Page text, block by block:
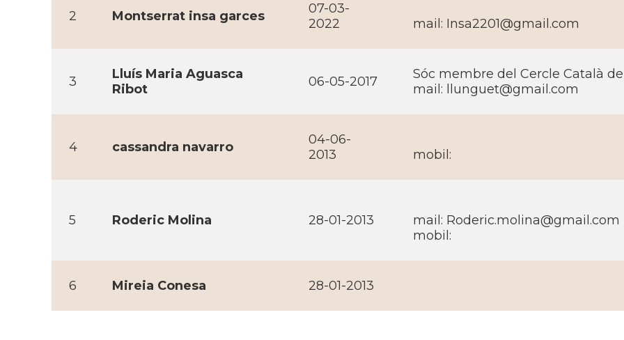
2 Montserrat insa garces
07-03-
2022
mail: Insa2201@gmail.com
3
Lluí­s Maria Aguasca
Ribot
06-05-2017
Sóc membre del Cercle Català
mail:
llunguet@gmail.com
4 cassandra navarro
04-06-
2013
mobil:
5 Roderic Molina 28-01-2013 mail: Roderic.molina@gmail.com
mobil:
6 Mireia Conesa 28-01-2013